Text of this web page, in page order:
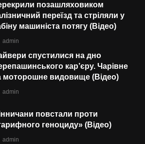
позашляховиком
переїзд та стріляли у
машиніста потягу (Відео)
admin
спустилися на дно
кар’єру. Чарівне
моторошне видовище (Відео)
admin
повстали проти
геноциду» (Відео)
admin